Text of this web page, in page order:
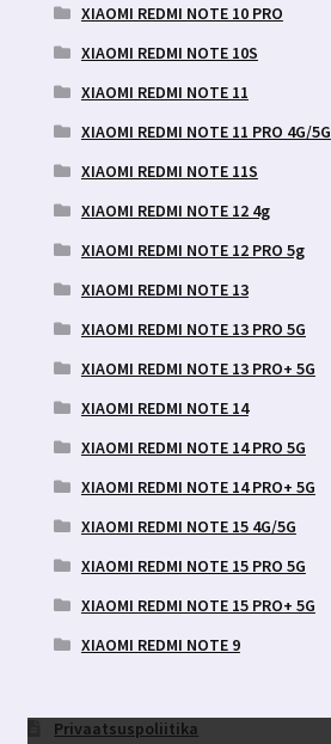
XIAOMI REDMI NOTE 10 PRO
XIAOMI REDMI NOTE 10S
XIAOMI REDMI NOTE 11
XIAOMI REDMI NOTE 11 PRO 4G/5G
XIAOMI REDMI NOTE 11S
XIAOMI REDMI NOTE 12 4g
XIAOMI REDMI NOTE 12 PRO 5g
XIAOMI REDMI NOTE 13
XIAOMI REDMI NOTE 13 PRO 5G
XIAOMI REDMI NOTE 13 PRO+ 5G
XIAOMI REDMI NOTE 14
XIAOMI REDMI NOTE 14 PRO 5G
XIAOMI REDMI NOTE 14 PRO+ 5G
XIAOMI REDMI NOTE 15 4G/5G
XIAOMI REDMI NOTE 15 PRO 5G
XIAOMI REDMI NOTE 15 PRO+ 5G
XIAOMI REDMI NOTE 9
Privaatsuspoliitika